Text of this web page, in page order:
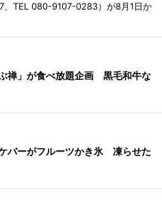
、TEL 080-9107-0283）が8月1日か
禅」が食べ放題企画 黒毛和牛な
バーがフルーツかき氷 凍らせた